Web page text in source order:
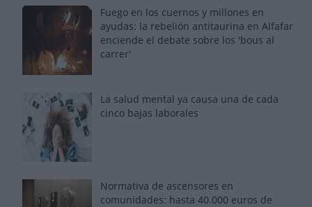
Fuego en los cuernos y millones en
ayudas: la rebelión antitaurina en Alfafar
enciende el debate sobre los 'bous al
carrer'
La salud mental ya causa una de cada
cinco bajas laborales
Normativa de ascensores en
comunidades: hasta 40.000 euros de